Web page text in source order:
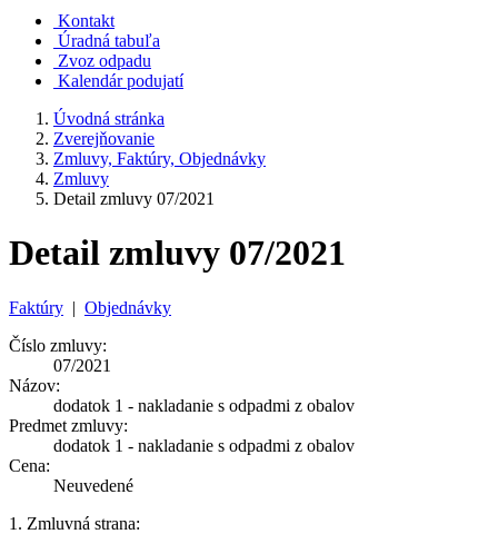
Kontakt
Úradná tabuľa
Zvoz odpadu
Kalendár podujatí
Úvodná stránka
Zverejňovanie
Zmluvy, Faktúry, Objednávky
Zmluvy
Detail zmluvy 07/2021
Detail zmluvy 07/2021
Faktúry | Objednávky
Číslo zmluvy:
07/2021
Názov:
dodatok 1 - nakladanie s odpadmi z obalov
Predmet zmluvy:
dodatok 1 - nakladanie s odpadmi z obalov
Cena:
Neuvedené
1. Zmluvná strana: